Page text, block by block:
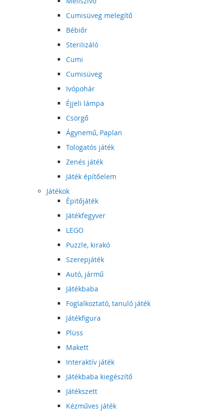
Cumisüveg melegítő
Bébiőr
Sterilizáló
Cumi
Cumisüveg
Ivópohár
Éjjeli lámpa
Csörgő
Ágynemű, Paplan
Tologatós játék
Zenés játék
Játék építőelem
Játékok
Épitőjáték
Játékfegyver
LEGO
Puzzle, kirakó
Szerepjáték
Autó, jármű
Játékbaba
Foglalkoztató, tanuló játék
Játékfigura
Plüss
Makett
Interaktív játék
Játékbaba kiegészítő
Játékszett
Kézműves játék